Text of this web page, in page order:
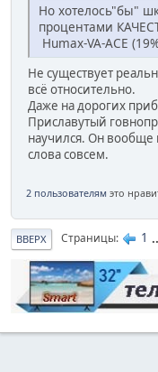
Но хотелось"бы"
процентами
Humax-VA-ACE
Не существует
всё относительно.
Даже на дорогих
Приславутый
научился. Он вообще
слова совсем.
2 пользователям это
ВВЕРХ Страницы 1